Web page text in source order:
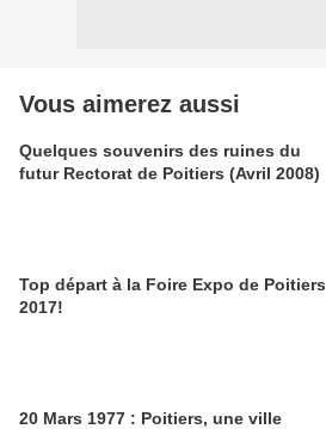
Vous aimerez aussi
Quelques souvenirs des ruines du
futur Rectorat de Poitiers (Avril 2008)
Top départ à la Foire Expo de Poitiers
2017!
20 Mars 1977 : Poitiers, une ville